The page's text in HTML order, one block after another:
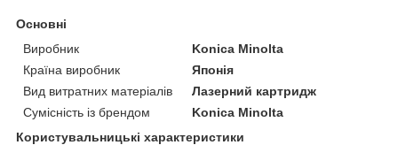
Основні
Виробник
Konica Minolta
Країна виробник
Японія
Вид витратних матеріалів
Лазерний картридж
Сумісність із брендом
Konica Minolta
Користувальницькі характеристики